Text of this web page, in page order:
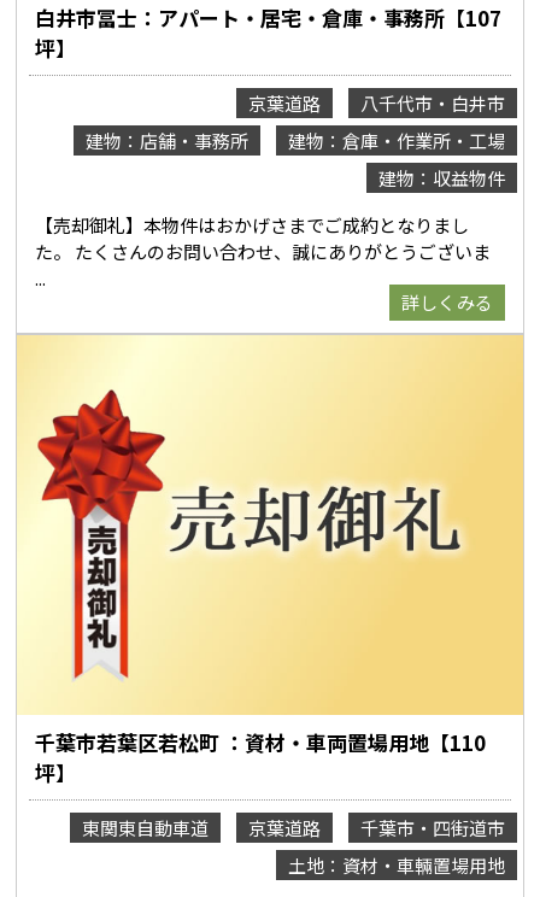
白井市冨士：アパート・居宅・倉庫・事務所【107
坪】
京葉道路
八千代市・白井市
建物：店舗・事務所
建物：倉庫・作業所・工場
建物：収益物件
【売却御礼】本物件はおかげさまでご成約となりまし
た。 たくさんのお問い合わせ、誠にありがとうございま
詳しくみる
千葉市若葉区若松町 ：資材・車両置場用地【110
坪】
東関東自動車道 京葉道路
千葉市・四街道市
土地：資材・車輛置場用地